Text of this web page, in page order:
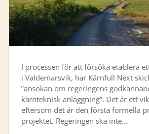
I processen för att försöka etablera
i Valdemarsvik, har Kärnfull Next
”ansökan om regeringens
kärnteknisk anläggning”. Det är ett
eftersom det är den första formella
projektet. Regeringen ska inte…